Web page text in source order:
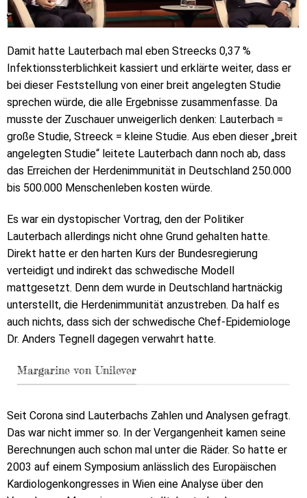
Damit hatte Lauterbach mal eben Streecks 0,37 %
Infektionssterblichkeit kassiert und erklärte weiter, dass er
bei dieser Feststellung von einer breit angelegten Studie
sprechen würde, die alle Ergebnisse zusammenfasse. Da
musste der Zuschauer unweigerlich denken: Lauterbach =
große Studie, Streeck = kleine Studie. Aus eben dieser „breit
angelegten Studie“ leitete Lauterbach dann noch ab, dass
das Erreichen der Herdenimmunität in Deutschland 250.000
bis 500.000 Menschenleben kosten würde.
Es war ein dystopischer Vortrag, den der Politiker
Lauterbach allerdings nicht ohne Grund gehalten hatte.
Direkt hatte er den harten Kurs der Bundesregierung
verteidigt und indirekt das schwedische Modell
mattgesetzt. Denn dem wurde in Deutschland hartnäckig
unterstellt, die Herdenimmunität anzustreben. Da half es
auch nichts, dass sich der schwedische Chef-Epidemiologe
Dr. Anders Tegnell dagegen verwahrt hatte.
Margarine von Unilever
Seit Corona sind Lauterbachs Zahlen und Analysen gefragt.
Das war nicht immer so. In der Vergangenheit kamen seine
Berechnungen auch schon mal unter die Räder. So hatte er
2003 auf einem Symposium anlässlich des Europäischen
Kardiologenkongresses in Wien eine Analyse über den